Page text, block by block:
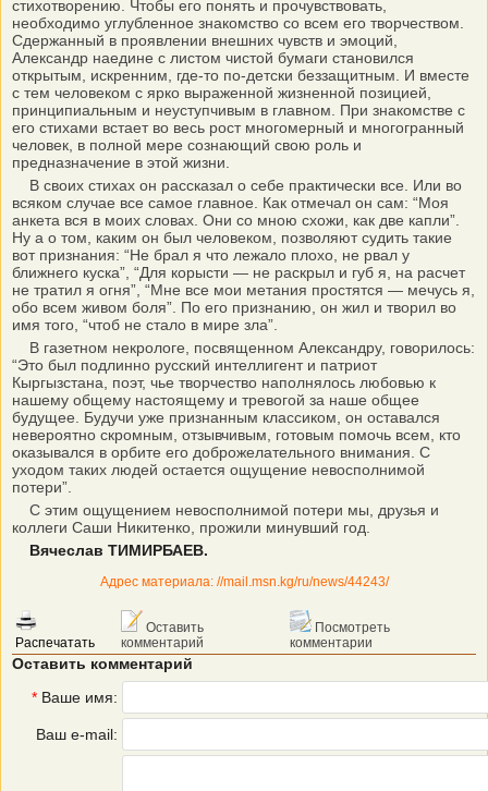
стихотворению. Чтобы его понять и прочувствовать,
необходимо углубленное знакомство со всем его творчеством.
Сдержанный в проявлении внешних чувств и эмоций,
Александр наедине с листом чистой бумаги становился
открытым, искренним, где-то по-детски беззащитным. И вместе
с тем человеком с ярко выраженной жизненной позицией,
принципиальным и неуступчивым в главном. При знакомстве с
его стихами встает во весь рост многомерный и многогранный
человек, в полной мере сознающий свою роль и
предназначение в этой жизни.
В своих стихах он рассказал о себе практически все. Или во
всяком случае все самое главное. Как отмечал он сам: “Моя
анкета вся в моих словах. Они со мною схожи, как две капли”.
Ну а о том, каким он был человеком, позволяют судить такие
вот признания: “Не брал я что лежало плохо, не рвал у
ближнего куска”, “Для корысти — не раскрыл и губ я, на расчет
не тратил я огня”, “Мне все мои метания простятся — мечусь я,
обо всем живом боля”. По его признанию, он жил и творил во
имя того, “чтоб не стало в мире зла”.
В газетном некрологе, посвященном Александру, говорилось:
“Это был подлинно русский интеллигент и патриот
Кыргызстана, поэт, чье творчество наполнялось любовью к
нашему общему настоящему и тревогой за наше общее
будущее. Будучи уже признанным классиком, он оставался
невероятно скромным, отзывчивым, готовым помочь всем, кто
оказывался в орбите его доброжелательного внимания. С
уходом таких людей остается ощущение невосполнимой
потери”.
С этим ощущением невосполнимой потери мы, друзья и
коллеги Саши Никитенко, прожили минувший год.
Вячеслав ТИМИРБАЕВ.
Адрес материала: //mail.msn.kg/ru/news/44243/
Распечатать
Оставить
комментарий
Посмотреть
комментарии
Оставить комментарий
* Ваше имя:
Ваш e-mail: